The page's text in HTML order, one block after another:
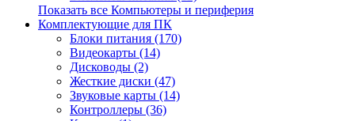
Показать все Компьютеры и периферия
Комплектующие для ПК
Блоки питания (170)
Видеокарты (14)
Дисководы (2)
Жесткие диски (47)
Звуковые карты (14)
Контроллеры (36)